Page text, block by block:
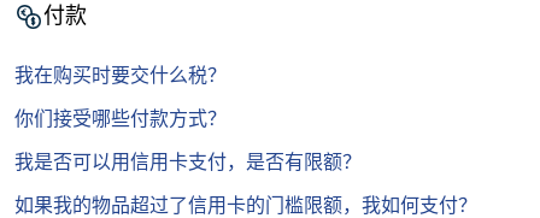
付款
我在购买时要交什么税？
你们接受哪些付款方式？
我是否可以用信用卡支付，是否有限额？
如果我的物品超过了信用卡的门槛限额，我如何支付？